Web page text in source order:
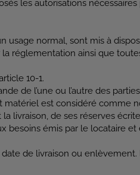
les autorisations
usage normal, sont mis à
réglementation ainsi que
10-1.
de l’une ou l’autre des
est considéré comme
livraison, de ses réserves
émis par le locataire
de livraison ou